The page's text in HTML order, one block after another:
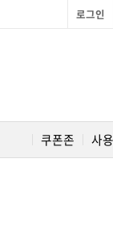
로그인
사
쿠폰존